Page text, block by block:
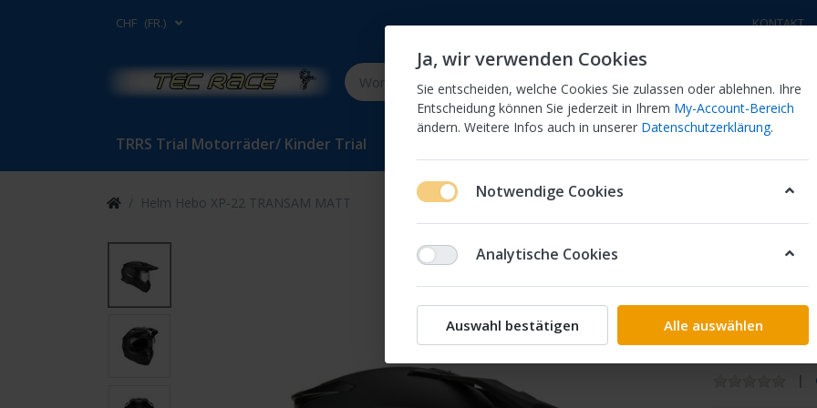
CHF (FR.) KONTAKT
TRRS Trial Motorräder/ Kinder Trial
Helm Hebo XP-22 TRANSAM MATT
Helm
MATT
Der Helm ist
Ja, wir verwenden Cookies
Sie entscheiden, welche Cookies Sie zulassen oder ablehnen. Ihre
Entscheidung können Sie jederzeit in Ihrem My-Account-Bereich
ändern. Weitere Infos auch in unserer Datenschutzerklärung.
Notwendige Cookies
Analytische Cookies
Auswahl bestätigen Alle auswählen